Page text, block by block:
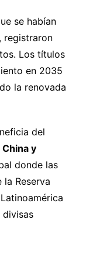
se habían
registraron
Los títulos
en 2035
la renovada
del
y
donde las
Reserva
divisas